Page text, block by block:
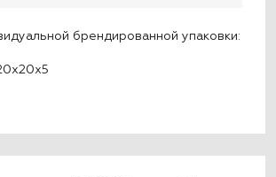
брендированной упаковки: